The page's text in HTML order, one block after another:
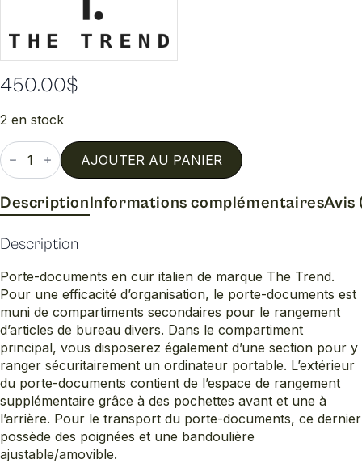
450.00$
2 en stock
quantité
de
Porte
AJOUTER AU PANIER
DescriptionInformations complémentairesAvis
Description
Porte-documents en cuir italien de marque The Trend.
Pour une efficacité d’organisation, le porte-documents est
muni de compartiments secondaires pour le rangement
d’articles de bureau divers. Dans le compartiment
principal, vous disposerez également d’une section pour y
ranger sécuritairement un ordinateur portable. L’extérieur
du porte-documents contient de l’espace de rangement
supplémentaire grâce à des pochettes avant et une à
l’arrière. Pour le transport du porte-documents, ce dernier
possède des poignées et une bandoulière
ajustable/amovible.